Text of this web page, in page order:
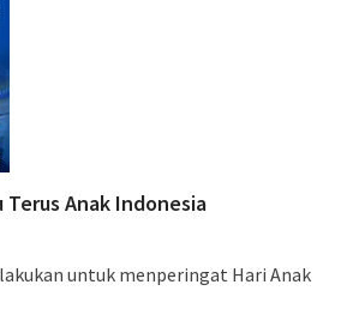
Terus Anak Indonesia
untuk menperingat Hari Anak